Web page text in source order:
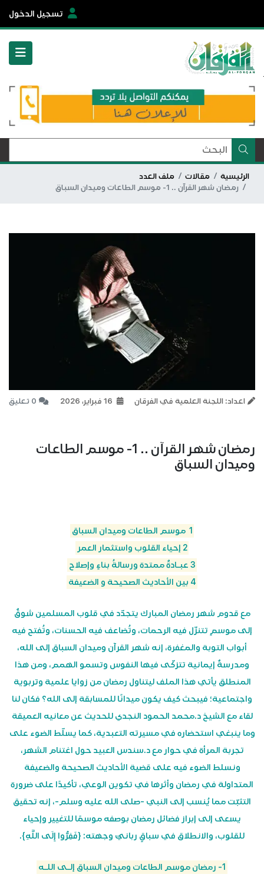
تسجيل الدخول
الرئيسية مقالات
ملف العدد
رمضان شهر القرآن .. 1- موسم الطاعات وميدان السباق
اعداد: اللجنة العلمية في الفرقان 0 تعليق
رمضان شهر القرآن .. 1- موسم الطاعات
وميدان السباق
1 موسم الطاعات وميدان السباق
2 إحياء القلوب واستثمار العمر
3 عبـادةٌ ممتدة ورسالةُ بناءٍ وإصلاح
4 بين الأحاديث الصحيحة و الضعيفة
مع قدوم شهر رمضان المبارك يتجدّد في قلوب المسلمين شوقٌ
إلى موسمٍ تتنزّل فيه الرحمات، وتُضاعف فيه الحسنات، وتُفتح فيه
أبواب التوبة والمغفرة، إنه شهر القرآن وميدان السباق إلى الله،
ومدرسةٌ إيمانية تتزكّى فيها النفوس وتسمو الهمم، ومن هذا
المنطلق يأتي هذا الملف ليتناول رمضان من زوايا علمية وتربوية
واجتماعية؛ فيبحث كيف يكون ميدانًا للمسابقة إلى الله؟ فكان لنا
لقاء مع الشيخ د.محمد الحمود النجدي للحديث عن معانيه العميقة
وما ينبغي استحضاره في مسيرته التعبدية، كما يسلّط الضوء على
تجربة المرأة في حوار مع د.سندس العبيد حول اغتنام الشهر،
ونسلط الضوء فيه على قضية الأحاديث الصحيحة والضعيفة
المتداولة في رمضان وأثرها في تكوين الوعي، تأكيدًا على ضرورة
التثبّت مما يُنسب إلى النبي -صلى الله عليه وسلم-، إنه تحقيق
يسعى إلى إبراز فضائل رمضان بوصفه موسمًا للتغيير وإحياء
للقلوب، والانطلاق في سباقٍ ربانيّ وجهته: {فَفِرُّوا إِلَى اللَّهِ}.
1- رمضان موسم الطاعات وميدان السباق إلـى اللـه